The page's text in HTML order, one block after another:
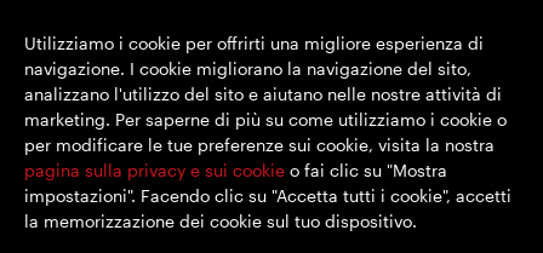
Utilizziamo i cookie per offrirti una migliore esperienza di
navigazione. I cookie migliorano la navigazione del sito,
analizzano l'utilizzo del sito e aiutano nelle nostre attività di
marketing. Per saperne di più su come utilizziamo i cookie o
per modificare le tue preferenze sui cookie, visita la nostra
pagina sulla privacy e sui cookie o fai clic su "Mostra
impostazioni". Facendo clic su "Accetta tutti i cookie", accetti
la memorizzazione dei cookie sul tuo dispositivo.
Numero di registrazione nel Regno Unito 167591
Luogo di registrazione: Inghilterra e Galles
© SEGRO 2022
Disclaimer